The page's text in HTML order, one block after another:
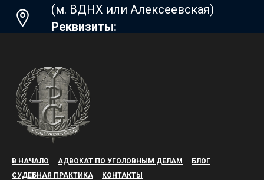
(м. ВДНХ или Алексеевская)
Реквизиты:
В НАЧАЛО АДВОКАТ ПО УГОЛОВНЫМ ДЕЛАМ
БЛОГ
СУДЕБНАЯ ПРАКТИКА
КОНТАКТЫ